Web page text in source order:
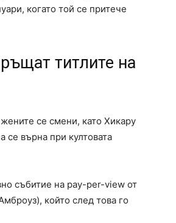
когато той се притече
титлите на
се смени, като Хикару
върна при култовата
събитие на pay-per-view от
който след това го